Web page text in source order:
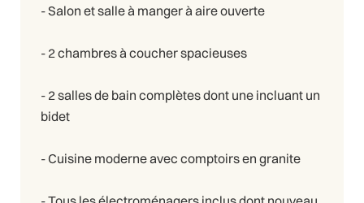
- Salon et salle à manger à aire ouverte
- 2 chambres à coucher spacieuses
- 2 salles de bain complètes dont une incluant un
bidet
- Cuisine moderne avec comptoirs en granite